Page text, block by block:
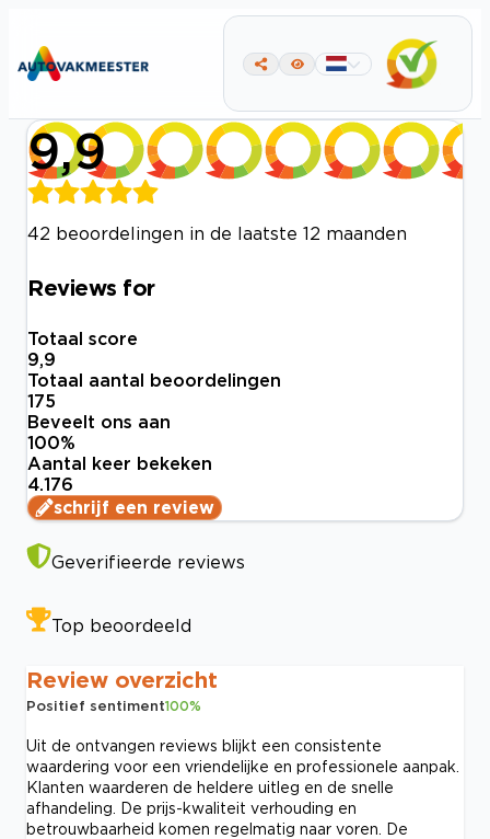
9,9
42 beoordelingen in de laatste 12 maanden
Reviews for
Totaal score
9,9
Totaal aantal beoordelingen
175
Beveelt ons aan
100%
Aantal keer bekeken
4.176
schrijf een review
Geverifieerde reviews
Top beoordeeld
Review overzicht
Positief sentiment100%
Uit de ontvangen reviews blijkt een consistente
waardering voor een vriendelijke en professionele aanpak.
Klanten waarderen de heldere uitleg en de snelle
afhandeling. De prijs-kwaliteit verhouding en
betrouwbaarheid komen regelmatig naar voren. De